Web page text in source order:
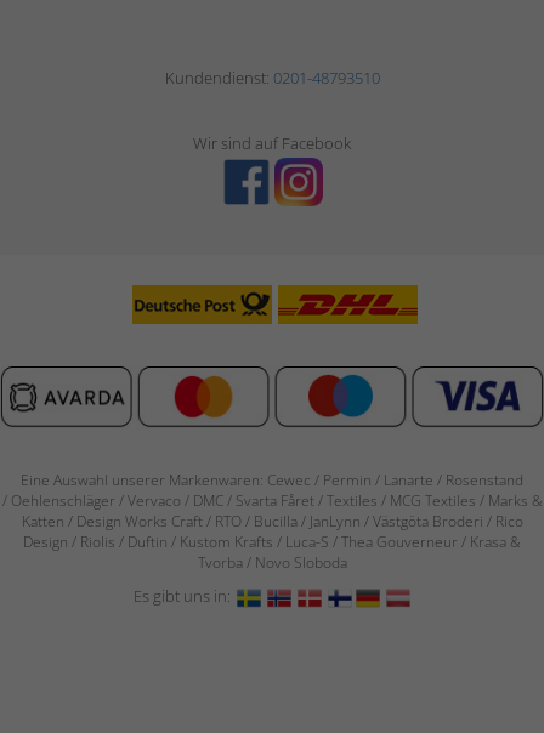
Kundendienst: 0201-48793510
Wir sind auf Facebook
Eine Auswahl unserer Markenwaren: Cewec / Permin / Lanarte / Rosenstand
/ Oehlenschläger / Vervaco / DMC / Svarta Fåret / Textiles / MCG Textiles / Marks &
Katten / Design Works Craft / RTO / Bucilla / JanLynn / Västgöta Broderi / Rico
Design / Riolis / Duftin / Kustom Krafts / Luca-S / Thea Gouverneur / Krasa &
Tvorba / Novo Sloboda
Es gibt uns in: